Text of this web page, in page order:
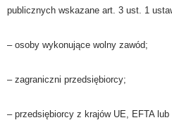
publicznych wskazane art. 3 ust. 1
– osoby wykonujące wolny zawód;
– zagraniczni przedsiębiorcy;
– przedsiębiorcy z krajów UE, EFTA